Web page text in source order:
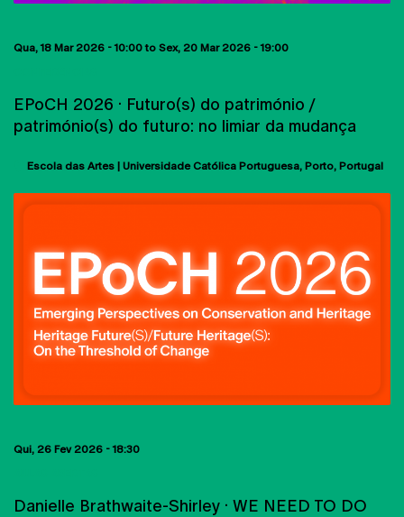
Qua, 18 Mar 2026 - 10:00to Sex, 20 Mar 2026 - 19:00
EPoCH 2026 · Futuro(s) do património /
património(s) do futuro: no limiar da mudança
Escola das Artes | Universidade Católica Portuguesa Porto Portugal
Qui, 26 Fev 2026 - 18:30
Danielle Brathwaite-Shirley · WE NEED TO DO